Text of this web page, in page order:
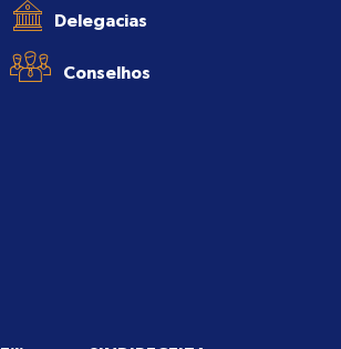
Delegacias
Conselhos